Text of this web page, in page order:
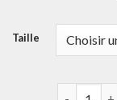
Taille